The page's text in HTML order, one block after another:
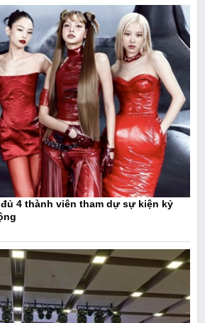
4 thành viên tham dự sự kiện kỷ